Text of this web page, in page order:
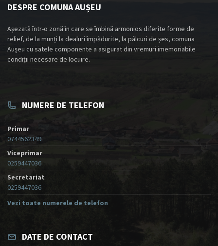
DESPRE COMUNA AUȘEU
Așezată într-o zonă în care se îmbină armonios diferite forme de
relief, de la munți la dealuri împădurite, la pâlcuri de șes, comuna
Aușeu cu satele componente a asigurat din vremuri imemoriabile
condiții necesare de locuire.
NUMERE DE TELEFON
Primar
0744562349
Viceprimar
0259447036
Secretariat
0259447036
Vezi toate numerele de telefon
DATE DE CONTACT